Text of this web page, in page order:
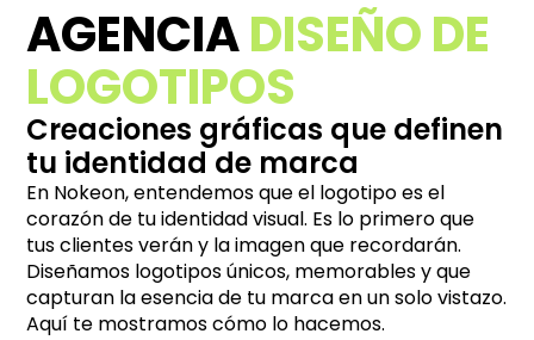
AGENCIADISEÑO DE
LOGOTIPOS
Creaciones gráficas que definen
tu identidad de marca
En Nokeon, entendemos que el logotipo es el
corazón de tu identidad visual. Es lo primero que
tus clientes verán y la imagen que recordarán.
Diseñamos logotipos únicos, memorables y que
capturan la esencia de tu marca en un solo vistazo.
Aquí te mostramos cómo lo hacemos.